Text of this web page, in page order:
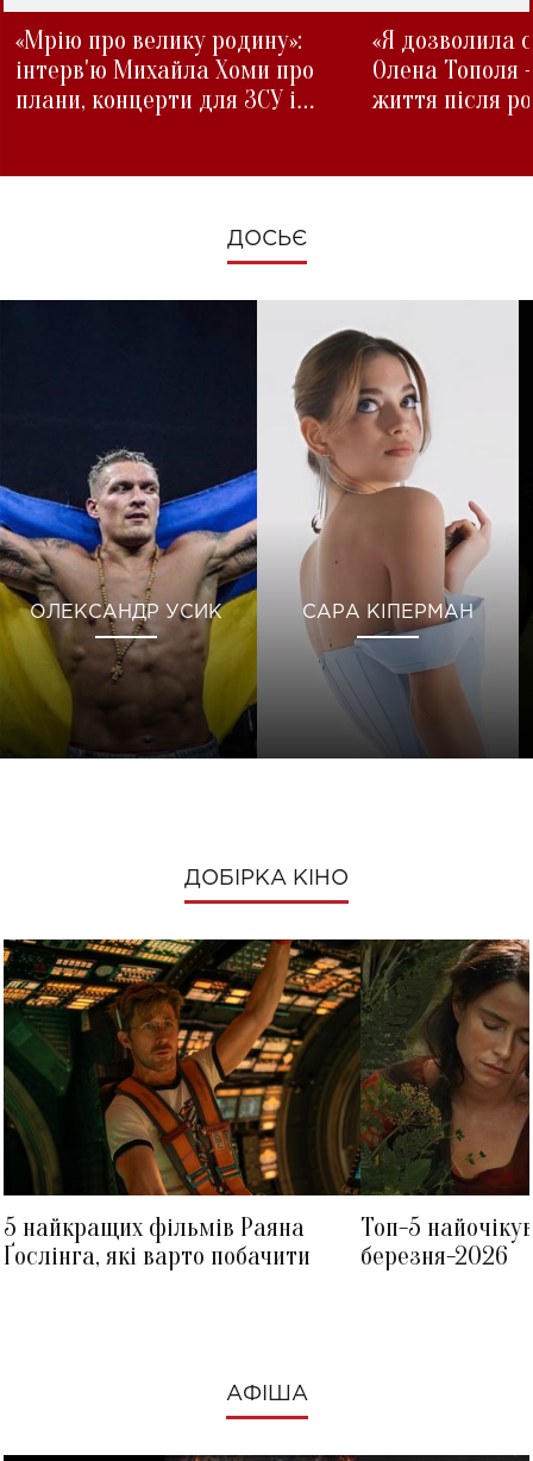
«Мрію про велику родину»:
інтерв'ю Михайла Хоми про
плани, концерти для ЗСУ і
«Я дозволила
Олена Тополя
життя після
ДОСЬЄ
ОЛЕКСАНДР УСИК САРА КІПЕРМАН
ДОБІРКА КІНО
5 найкращих фільмів Раяна
Ґослінга, які варто побачити
Топ-5
березня-2026
АФІША